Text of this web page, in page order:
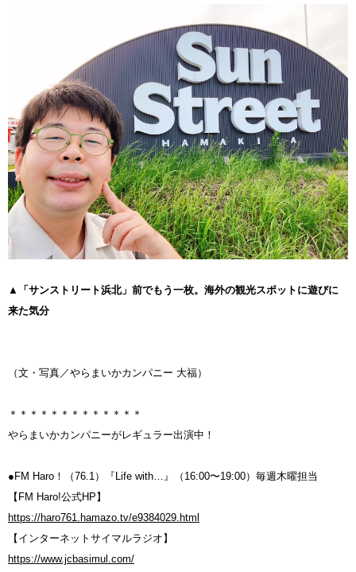
▲「サンストリート浜北」前でもう一枚。海外の観光スポットに遊びに
来た気分
（文・写真／やらまいかカンパニー 大福）
＊＊＊＊＊＊＊＊＊＊＊＊＊
やらまいかカンパニーがレギュラー出演中！
●FM Haro！（76.1）『Life with…』（16:00〜19:00）毎週木曜担当
【FM Haro!公式HP】
https://haro761.hamazo.tv/e9384029.html
【インターネットサイマルラジオ】
https://www.jcbasimul.com/